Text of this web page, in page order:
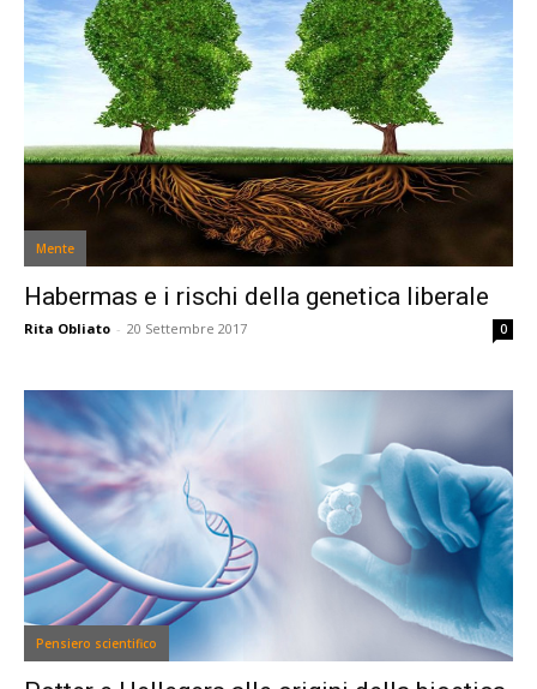
Mente
Habermas e i rischi della genetica liberale
Rita Obliato - 20 Settembre 2017 0
Pensiero scientifico